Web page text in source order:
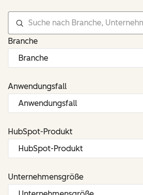
Branche
Anwendungsfall
HubSpot-Produkt
Unternehmensgröße